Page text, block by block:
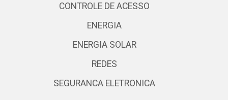
CONTROLE DE ACESSO
ENERGIA
ENERGIA SOLAR
REDES
SEGURANCA ELETRONICA